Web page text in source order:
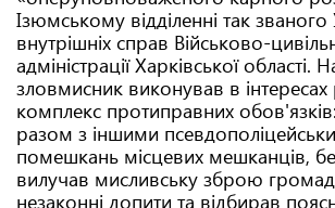
Ізюмському відділенні так званого
внутрішніх справ Військово-
адміністрації Харківської області.
зловмисник виконував в інтересах
комплекс протиправних
разом з іншими
помешкань місцевих мешканців,
вилучав мисливську зброю
незаконні допити та відбирав